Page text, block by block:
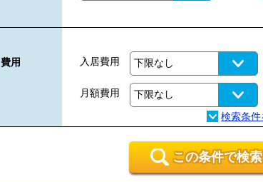
費用 入居費用
月額費用
この条件で検索